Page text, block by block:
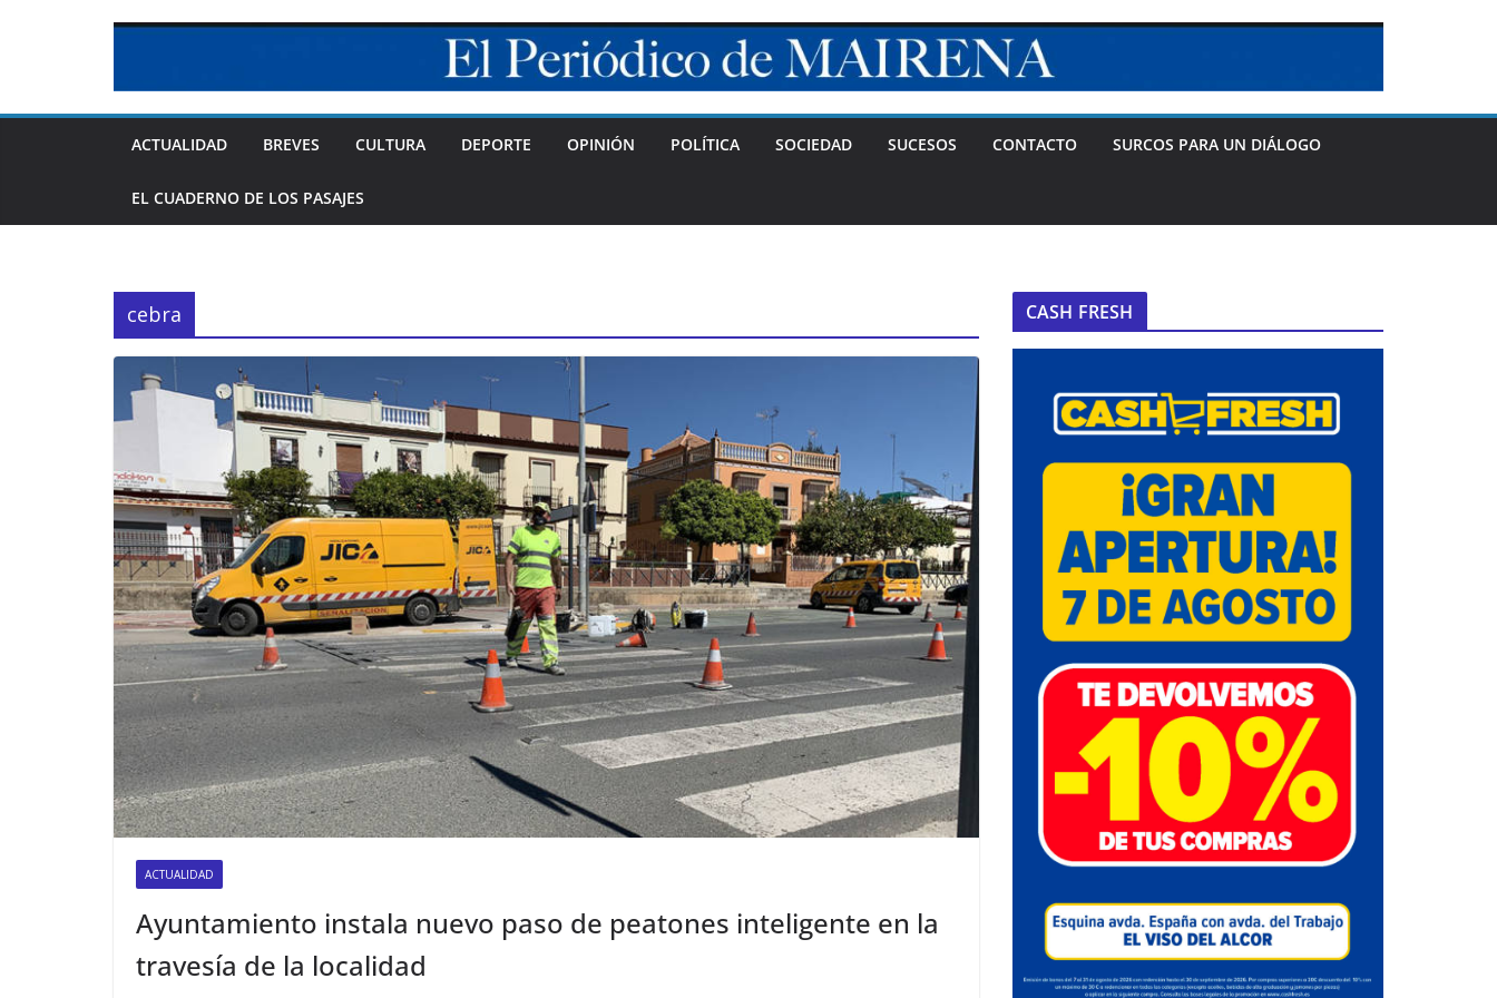
ACTUALIDAD BREVES CULTURA DEPORTE OPINIÓN POLÍTICA SOCIEDAD SUCESOS CONTACTO SURCOS PARA UN DIÁLOGO
EL CUADERNO DE LOS PASAJES
cebra
ACTUALIDAD
Ayuntamiento instala nuevo paso de peatones inteligente en la
travesía de la localidad
CASH FRESH